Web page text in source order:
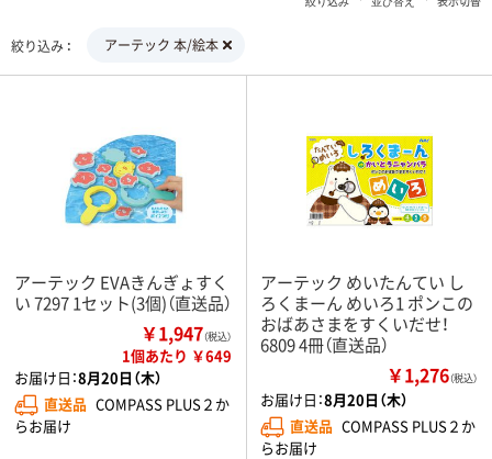
絞り込み アーテック 本/絵本
アーテック EVAきんぎょすく
い 7297 1セット(3個)（直送品）
￥1,947（税込）
1個あたり ￥649
お届け日：8月20日（木）
直送品 COMPASS PLUS２か
らお届け
アーテック めいたんてい し
ろくまーん めいろ1 ポンこの
おばあさまをすくいだせ！
6809 4冊（直送品）
￥1,276（税込）
お届け日：8月20日（木）
直送品 COMPASS PLUS２か
らお届け